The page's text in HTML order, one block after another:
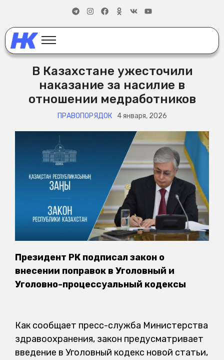
В Казахстане ужесточили
наказание за насилие в
отношении медработников
ПРАВОПОРЯДОК 4 января, 2026
Президент РК подписал закон о
внесении поправок в Уголовный и
Уголовно-процессуальный кодексы
Как сообщает пресс-служба Министерства
здравоохранения, закон предусматривает
введение в Уголовный кодекс новой статьи,